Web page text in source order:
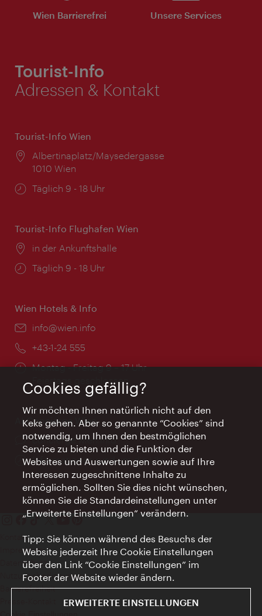
Wien Barrierefrei Unsere Services
Tourist-Info
Adressen & Kontakt
Tourist-Info Wien
Ort:
Albertinaplatz/Maysedergasse
1010 Wien
Öffnungszeiten:
Täglich 9 - 18 Uhr
Tourist-Info Flughafen Wien
Ort:
in der Ankunftshalle
Öffnungszeiten:
Täglich 9 - 18 Uhr
Wien Hotels & Info
Email:
info@wien.info
Telefon:
+43-1-24 555
Öffnungszeiten:
Montag - Freitag 9 – 17 Uhr
Feiertags geschlossen
AI Concierge Wien
Ort:
concierge.wien.info
Öffnungszeiten:
Informationen rund um die Uhr
Kontakt
Impressum
Datenschutz
Nutzungsbedingungen
Barrierefreiheit
Cookies gefällig?
Wir möchten Ihnen natürlich nicht auf den
Keks gehen. Aber so genannte “Cookies” sind
notwendig, um Ihnen den bestmöglichen
Service zu bieten und die Funktion der
Websites und Auswertungen sowie auf Ihre
Interessen zugeschnittene Inhalte zu
ermöglichen. Sollten Sie dies nicht wünschen,
können Sie die Standardeinstellungen unter
„Erweiterte Einstellungen“ verändern.
Tipp: Sie können während des Besuchs der
Website jederzeit Ihre Cookie Einstellungen
über den Link “Cookie Einstellungen” im
Footer der Website wieder ändern.
ERWEITERTE EINSTELLUNGEN